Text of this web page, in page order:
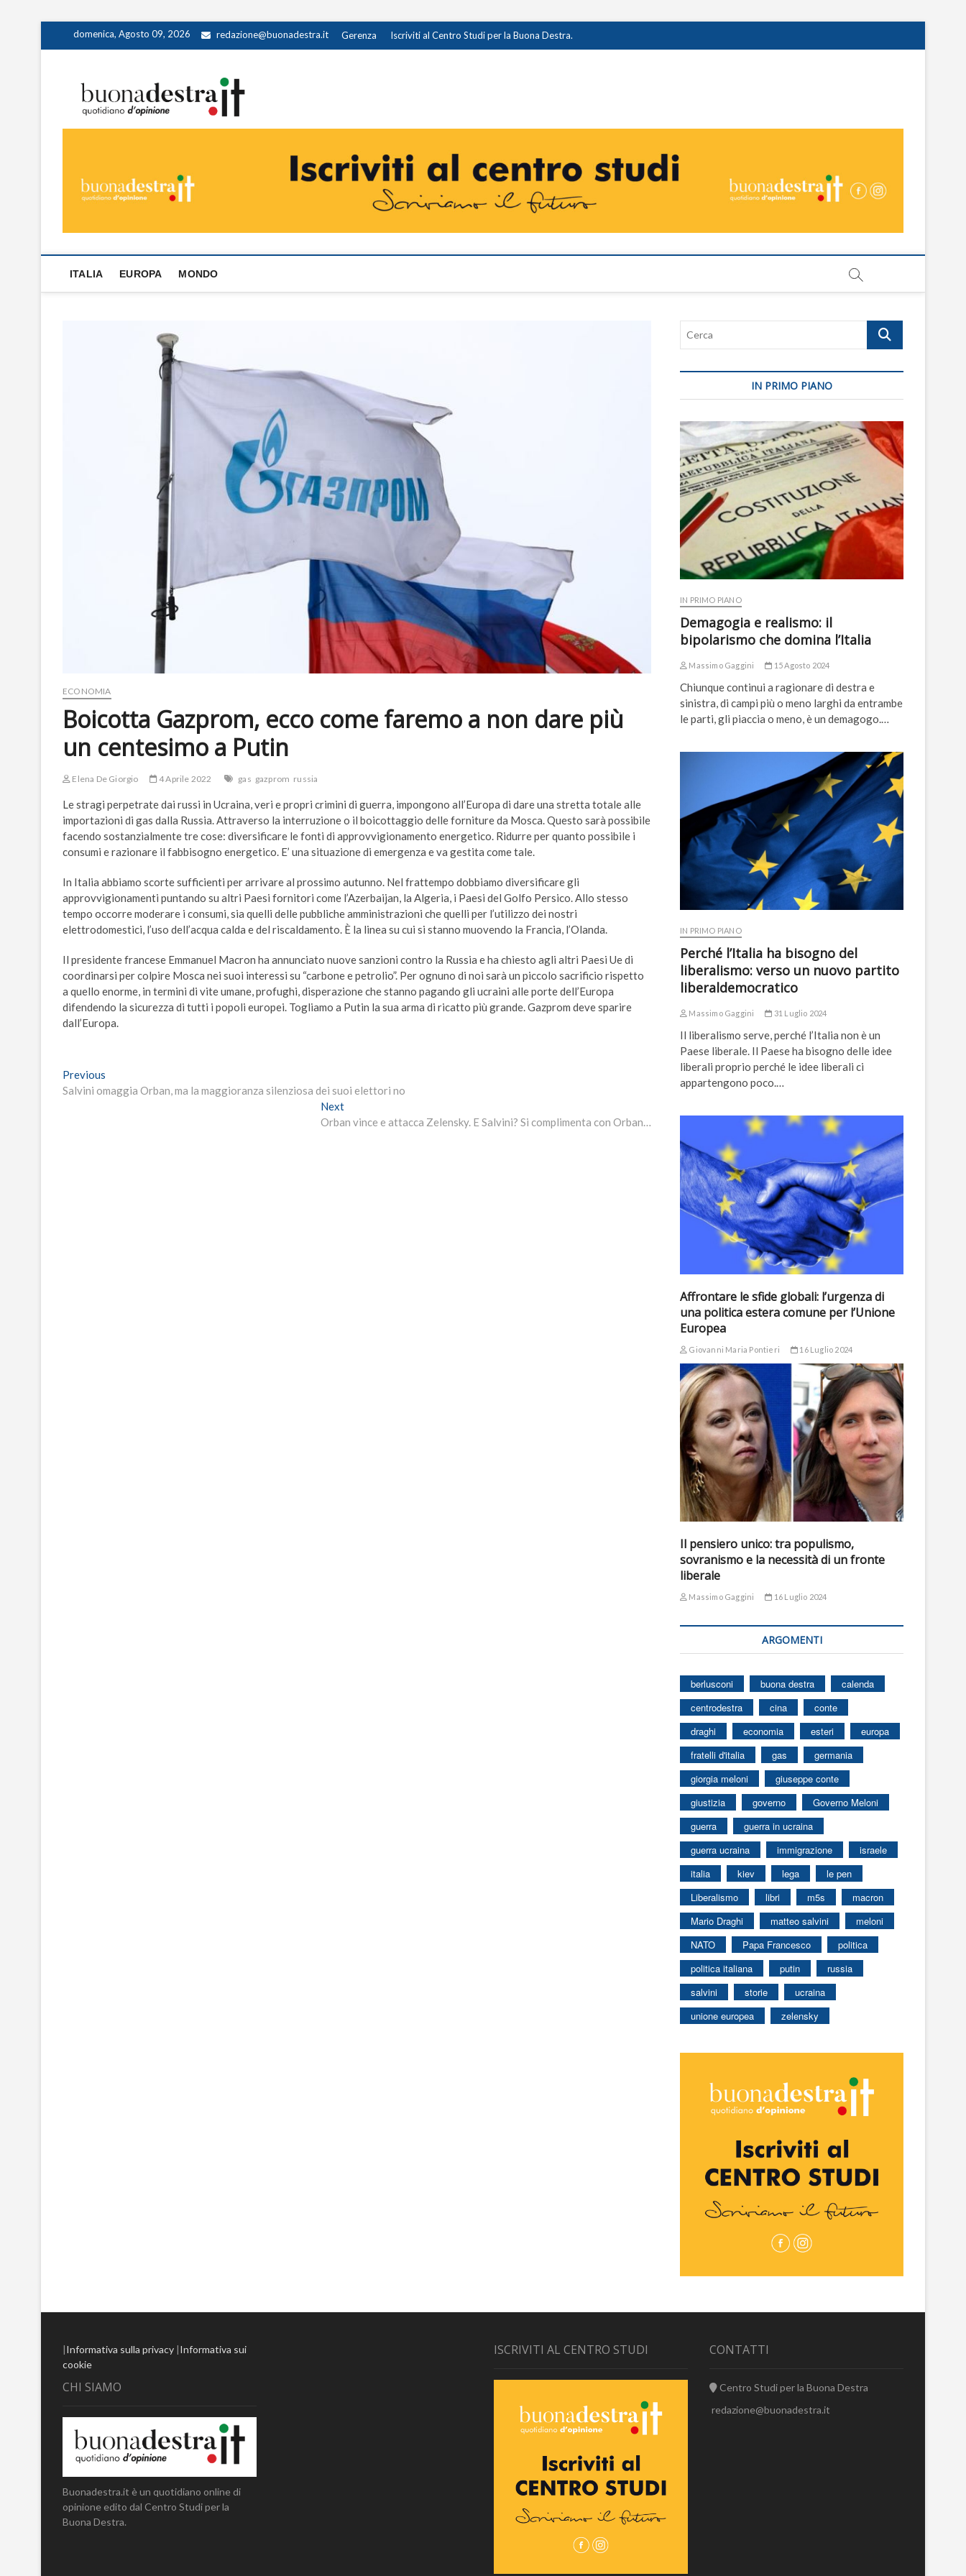
domenica, Agosto 09, 2026 redazione@buonadestra.it Gerenza Iscriviti al Centro Studi per la Buona Destra.
ITALIA EUROPA MONDO
ECONOMIA
Boicotta Gazprom, ecco come faremo a non dare più
un centesimo a Putin
Elena De Giorgio 4 Aprile 2022 gas gazprom russia
Le stragi perpetrate dai russi in Ucraina, veri e propri crimini di guerra, impongono all’Europa di dare una stretta totale alle
importazioni di gas dalla Russia. Attraverso la interruzione o il boicottaggio delle forniture da Mosca. Questo sarà possibile
facendo sostanzialmente tre cose: diversificare le fonti di approvvigionamento energetico. Ridurre per quanto possibile i
consumi e razionare il fabbisogno energetico. E’ una situazione di emergenza e va gestita come tale.
In Italia abbiamo scorte sufficienti per arrivare al prossimo autunno. Nel frattempo dobbiamo diversificare gli
approvvigionamenti puntando su altri Paesi fornitori come l’Azerbaijan, la Algeria, i Paesi del Golfo Persico. Allo stesso
tempo occorre moderare i consumi, sia quelli delle pubbliche amministrazioni che quelli per l’utilizzo dei nostri
elettrodomestici, l’uso dell’acqua calda e del riscaldamento. È la linea su cui si stanno muovendo la Francia, l’Olanda.
Il presidente francese Emmanuel Macron ha annunciato nuove sanzioni contro la Russia e ha chiesto agli altri Paesi Ue di
coordinarsi per colpire Mosca nei suoi interessi su “carbone e petrolio”. Per ognuno di noi sarà un piccolo sacrificio rispetto
a quello enorme, in termini di vite umane, profughi, disperazione che stanno pagando gli ucraini alle porte dell’Europa
difendendo la sicurezza di tutti i popoli europei. Togliamo a Putin la sua arma di ricatto più grande. Gazprom deve sparire
dall’Europa.
Navigazione
articoli
Previous
post:
Salvini omaggia Orban, ma la maggioranza silenziosa dei suoi elettori no
NextNext
post:
Orban vince e attacca Zelensky. E Salvini? Si complimenta con Orban…
Cerca
IN PRIMO PIANO
IN PRIMO PIANO
Demagogia e realismo: il
bipolarismo che domina l’Italia
Massimo Gaggini 15 Agosto 2024
Chiunque continui a ragionare di destra e
sinistra, di campi più o meno larghi da entrambe
le parti, gli piaccia o meno, è un demagogo.…
IN PRIMO PIANO
Perché l’Italia ha bisogno del
liberalismo: verso un nuovo partito
liberaldemocratico
Massimo Gaggini 31 Luglio 2024
Il liberalismo serve, perché l’Italia non è un
Paese liberale. Il Paese ha bisogno delle idee
liberali proprio perché le idee liberali ci
appartengono poco.…
Affrontare le sfide globali: l’urgenza di
una politica estera comune per l’Unione
Europea
Giovanni Maria Pontieri 16 Luglio 2024
Il pensiero unico: tra populismo,
sovranismo e la necessità di un fronte
liberale
Massimo Gaggini 16 Luglio 2024
ARGOMENTI
berlusconi buona destra
calenda
centrodestra
cina
conte
draghi
economia esteri
europa
fratelli d'italia
gas
germania
giorgia meloni
giuseppe conte
giustizia
governo
Governo Meloni
guerra
guerra in ucraina
guerra ucraina
immigrazione
israele
italia
kiev lega
le pen
Liberalismo
libri m5s
macron
Mario Draghi
matteo salvini
meloni
NATO
Papa Francesco
politica
politica italiana
putin
russia
salvini
storie
ucraina
unione europea
zelensky
|Informativa sulla privacy |Informativa sui
cookie
CHI SIAMO
Buonadestra.it è un quotidiano online di
opinione edito dal Centro Studi per la
Buona Destra.
ISCRIVITI AL CENTRO STUDI CONTATTI
Centro Studi per la Buona Destra
redazione@buonadestra.it